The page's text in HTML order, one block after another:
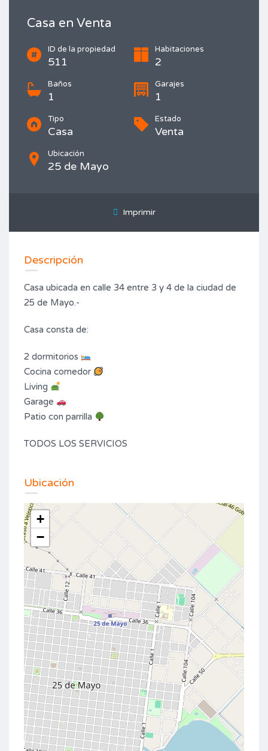
Casa en Venta
ID de la propiedad
511
Habitaciones
2
Baños
1
Garajes
1
Tipo
Casa
Estado
Venta
Ubicación
25 de Mayo
Imprimir
Descripción
Casa ubicada en calle 34 entre 3 y 4 de la ciudad de
25 de Mayo.-
Casa consta de:
2 dormitorios
Cocina comedor
Living
Garage
Patio con parrilla
TODOS LOS SERVICIOS
Ubicación
+
−